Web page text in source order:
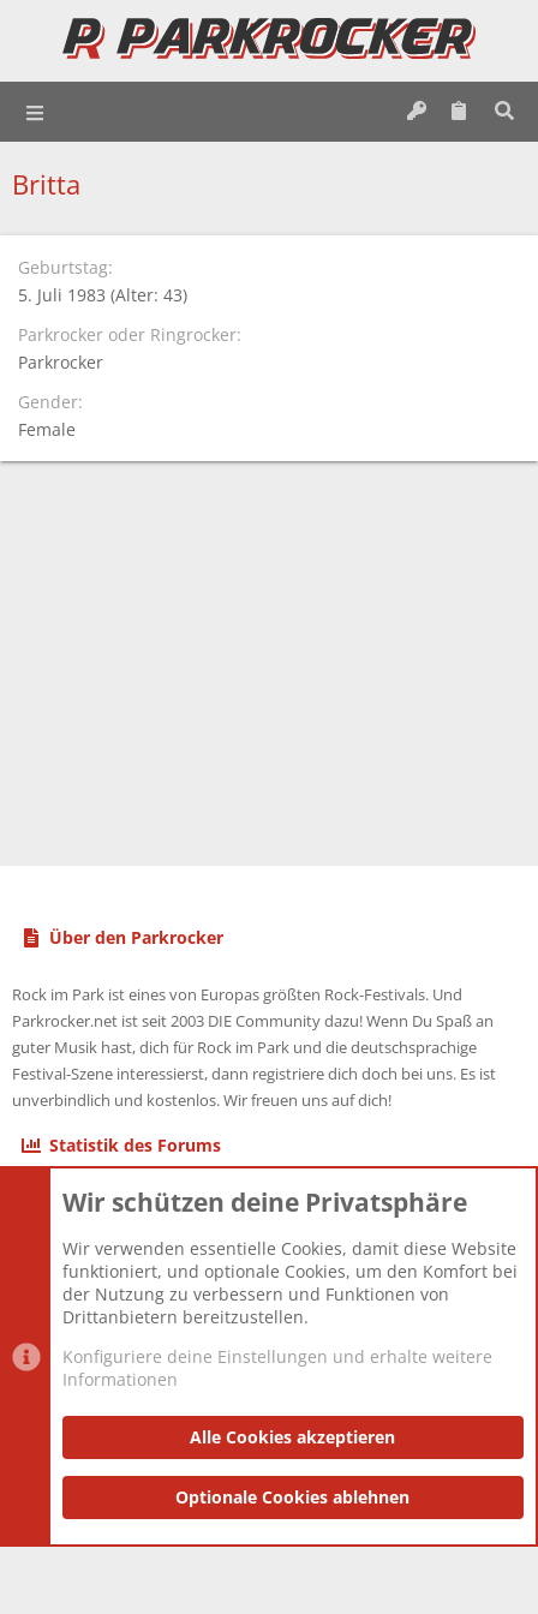
Britta
Geburtstag
5. Juli 1983 (Alter: 43)
Parkrocker oder Ringrocker
Parkrocker
Gender
Female
Über den Parkrocker
Rock im Park ist eines von Europas größten Rock-Festivals. Und
Parkrocker.net ist seit 2003 DIE Community dazu! Wenn Du Spaß an
guter Musik hast, dich für Rock im Park und die deutschsprachige
Festival-Szene interessierst, dann registriere dich doch bei uns. Es ist
unverbindlich und kostenlos. Wir freuen uns auf dich!
Statistik des Forums
Themen
Mitglieder
12.425
Neuestes Mitglied
Toddster85
Datenschutzerklärung Impressum
Community platform by XenForo® © 2010-2025 XenForo Ltd.
and add-ons by ThemeHouse
Wir schützen deine Privatsphäre
Wir verwenden essentielle Cookies, damit diese Website
funktioniert, und optionale Cookies, um den Komfort bei
der Nutzung zu verbessern und Funktionen von
Drittanbietern bereitzustellen.
Konfiguriere deine Einstellungen und erhalte weitere
Informationen
Alle Cookies akzeptieren
Optionale Cookies ablehnen